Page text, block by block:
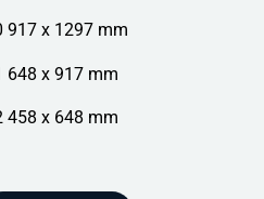
917 x 1297 mm
648 x 917 mm
458 x 648 mm